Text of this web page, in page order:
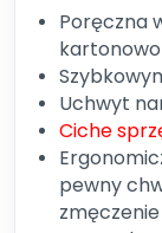
Poręczna
Uchwyt
Ciche
pewny